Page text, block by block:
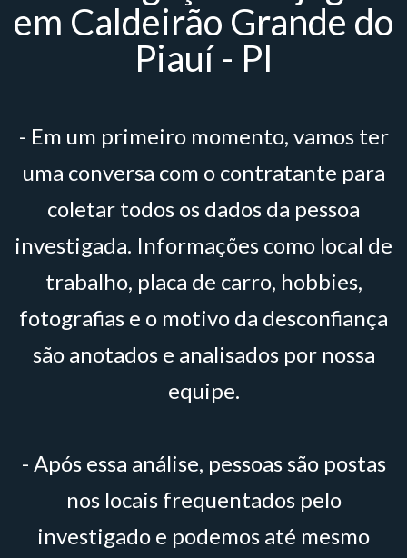
em Caldeirão Grande do
Piauí - PI
- Em um primeiro momento, vamos ter
uma conversa com o contratante para
coletar todos os dados da pessoa
investigada. Informações como local de
trabalho, placa de carro, hobbies,
fotografias e o motivo da desconfiança
são anotados e analisados por nossa
equipe.
- Após essa análise, pessoas são postas
nos locais frequentados pelo
investigado e podemos até mesmo